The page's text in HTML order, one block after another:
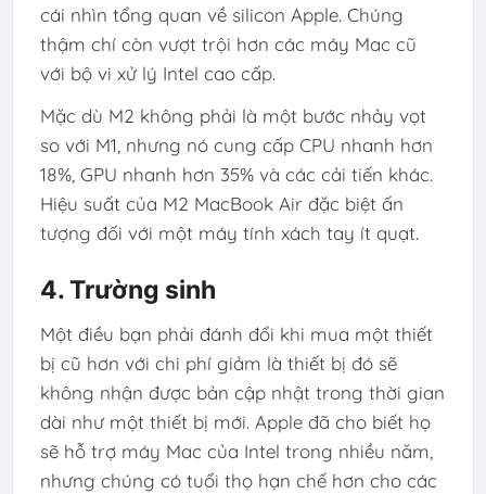
cái nhìn tổng quan về silicon Apple. Chúng
thậm chí còn vượt trội hơn các máy Mac cũ
với bộ vi xử lý Intel cao cấp.
Mặc dù M2 không phải là một bước nhảy vọt
so với M1, nhưng nó cung cấp CPU nhanh hơn
18%, GPU nhanh hơn 35% và các cải tiến khác.
Hiệu suất của M2 MacBook Air đặc biệt ấn
tượng đối với một máy tính xách tay ít quạt.
4. Trường sinh
Một điều bạn phải đánh đổi khi mua một thiết
bị cũ hơn với chi phí giảm là thiết bị đó sẽ
không nhận được bản cập nhật trong thời gian
dài như một thiết bị mới. Apple đã cho biết họ
sẽ hỗ trợ máy Mac của Intel trong nhiều năm,
nhưng chúng có tuổi thọ hạn chế hơn cho các